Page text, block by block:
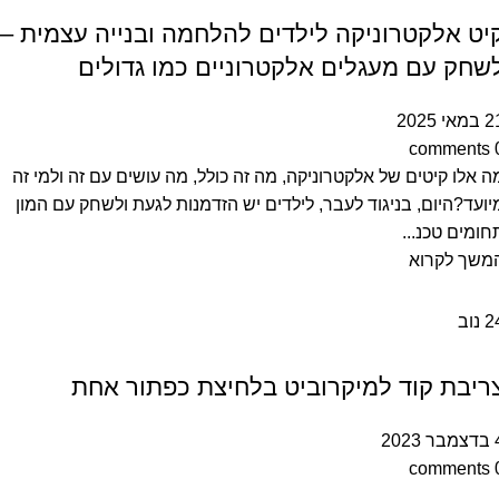
אלקטרוניקה לילדים להלחמה ובנייה עצמית –
עם מעגלים אלקטרוניים כמו גדולים
2025
comments
אלו קיטים של אלקטרוניקה, מה זה כולל, מה עושים עם זה ולמי זה
בניגוד לעבר, לילדים יש הזדמנות לגעת ולשחק עם המון
טכנ...
לקרוא
נוב
קוד למיקרוביט בלחיצת כפתור אחת
comments